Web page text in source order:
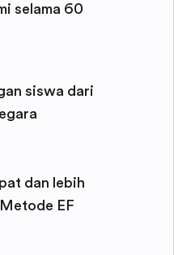
selama 60
siswa dari
dan lebih
EF